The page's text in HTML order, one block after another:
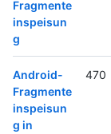
Fragmente
inspeisun
g
Android-
Fragmente
inspeisun
g in
470